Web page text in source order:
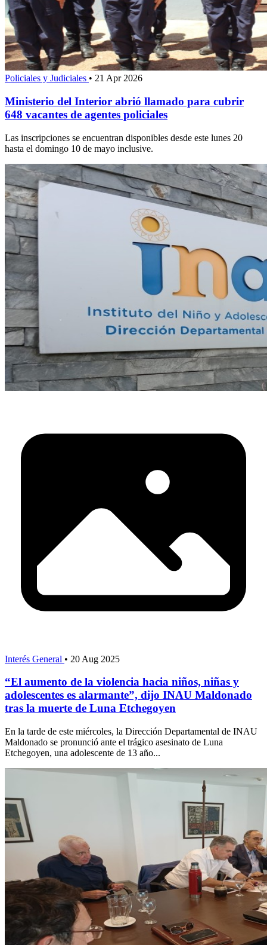
Policiales y Judiciales • 21 Apr 2026
Ministerio del Interior abrió llamado para cubrir
648 vacantes de agentes policiales
Las inscripciones se encuentran disponibles desde este lunes 20
hasta el domingo 10 de mayo inclusive.
Interés General • 20 Aug 2025
“El aumento de la violencia hacia niños, niñas y
adolescentes es alarmante”, dijo INAU Maldonado
tras la muerte de Luna Etchegoyen
En la tarde de este miércoles, la Dirección Departamental de INAU
Maldonado se pronunció ante el trágico asesinato de Luna
Etchegoyen, una adolescente de 13 año...